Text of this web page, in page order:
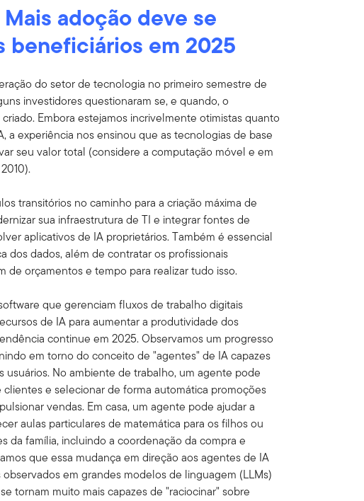
adoção deve se
beneficiários em 2025
do setor de tecnologia no primeiro semestre de
investidores questionaram se, e quando, o
Embora estejamos incrivelmente otimistas quanto
a experiência nos ensinou que as tecnologias de base
seu valor total (considere a computação móvel e em
transitórios no caminho para a criação máxima de
sua infraestrutura de TI e integrar fontes de
aplicativos de IA proprietários. Também é essencial
dos dados, além de contratar os profissionais
de orçamentos e tempo para realizar tudo isso.
que gerenciam fluxos de trabalho digitais
de IA para aumentar a produtividade dos
continue em 2025. Observamos um progresso
em torno do conceito de "agentes" de IA capazes
usuários. No ambiente de trabalho, um agente pode
e selecionar de forma automática promoções
vendas. Em casa, um agente pode ajudar a
aulas particulares de matemática para os filhos ou
da família, incluindo a coordenação da compra e
que essa mudança em direção aos agentes de IA
em grandes modelos de linguagem (LLMs)
tornam muito mais capazes de "raciocinar" sobre